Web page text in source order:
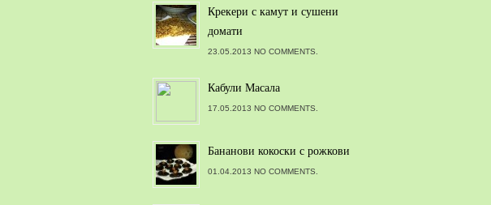
Крекери с камут и сушени
домати
23.05.2013 NO COMMENTS.
Кабули Масала
17.05.2013 NO COMMENTS.
Бананови кокоски с рожкови
01.04.2013 NO COMMENTS.